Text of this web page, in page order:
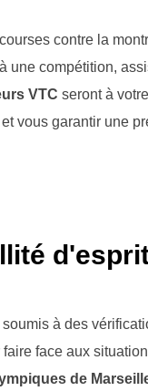
contre la
compétition,
VTC seront à votre
vous garantir une
soumis à des
face aux
de